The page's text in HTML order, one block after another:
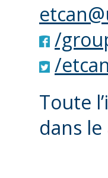
/
/
Toute
dans le